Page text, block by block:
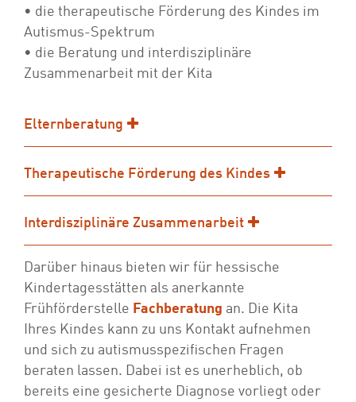
• die therapeutische Förderung des Kindes im
Autismus-Spektrum
• die Beratung und interdisziplinäre
Zusammenarbeit mit der Kita
Elternberatung
Therapeutische Förderung des Kindes
Interdisziplinäre Zusammenarbeit
Darüber hinaus bieten wir für hessische
Kindertagesstätten als anerkannte
Frühförderstelle Fachberatung an. Die Kita
Ihres Kindes kann zu uns Kontakt aufnehmen
und sich zu autismusspezifischen Fragen
beraten lassen. Dabei ist es unerheblich, ob
bereits eine gesicherte Diagnose vorliegt oder